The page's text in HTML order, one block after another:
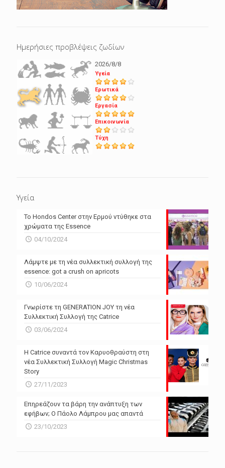
Ημερήσιες προβλέψεις ζωδίων
2026/8/8
Υγεία
Ερωτικά
Εργασία
Επικοινωνία
Τύχη
Υγεία
Το Hondos Center στην Ερμού ντύθηκε στα
χρώματα της Essence
04/10/2024
Λάμψτε με τη νέα συλλεκτική συλλογή της
essence: got a crush on apricots
10/06/2024
Γνωρίστε τη GENERATION JOY τη νέα
Συλλεκτική Συλλογή της Catrice
03/06/2024
Η Catrice συναντά τον Καρυοθραύστη στη
νέα Συλλεκτική Συλλογή Magic Christmas
Story
27/11/2023
Επηρεάζουν τα βάρη την ανάπτυξη των
εφήβων; Ο Πάολο Λάμπρου μας απαντά
23/10/2023